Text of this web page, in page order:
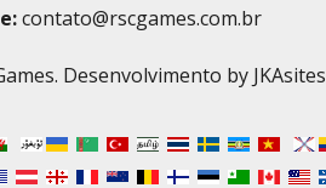
contato@rscgames.com.br
Desenvolvimento by JKAsites